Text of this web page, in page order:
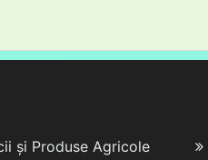
și Produse Agricole